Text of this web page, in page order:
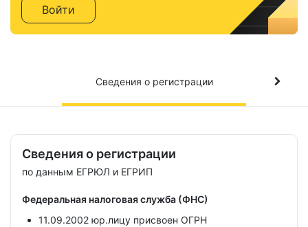
Войти
Сведения о регистрации
Сведения о регистрации
по данным ЕГРЮЛ и ЕГРИП
Федеральная налоговая служба (ФНС)
11.09.2002 юр.лицу присвоен ОГРН